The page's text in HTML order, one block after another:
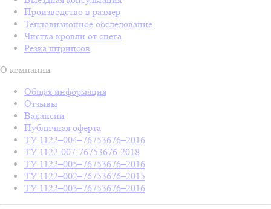
Производство в размер
Тепловизионное обследование
Чистка кровли от снега
Резка штрипсов
О компании
Общая информация
Отзывы
Вакансии
Публичная оферта
ТУ 1122–004–76753676–2016
ТУ 1122-007-76753676-2018
ТУ 1122–005–76753676–2016
ТУ 1122–002–76753676–2015
ТУ 1122–003–76753676–2016